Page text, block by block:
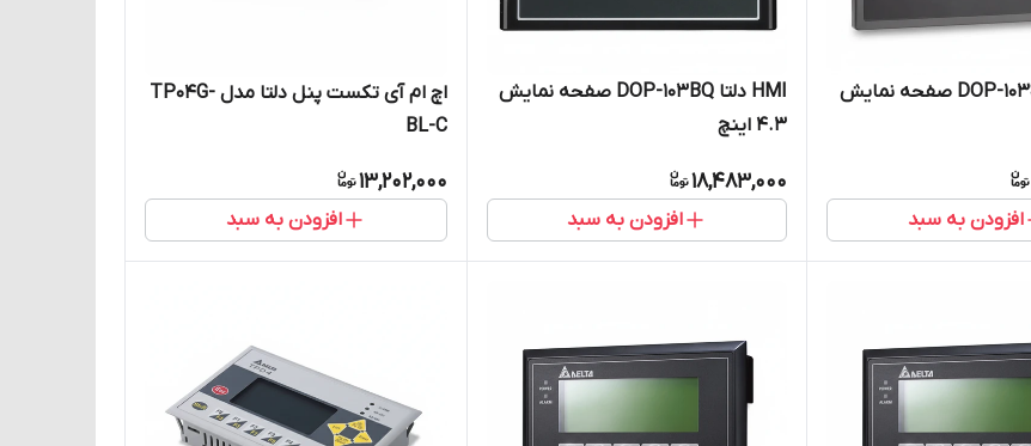
HMI دلتا DOP-103SQ صفحه نمایش
افزودن به سبد
HMI دلتا DOP-103BQ صفحه نمایش
4.3 اینچ
18,483,000
افزودن به سبد
اچ ام آی تکست پنل دلتا مدل TP04G-
BL-C
13,202,000
افزودن به سبد